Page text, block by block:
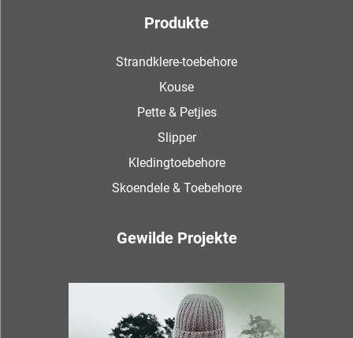
Produkte
Strandklere-toebehore
Kouse
Pette & Petjies
Slipper
Kledingtoebehore
Skoendele & Toebehore
Gewilde Projekte